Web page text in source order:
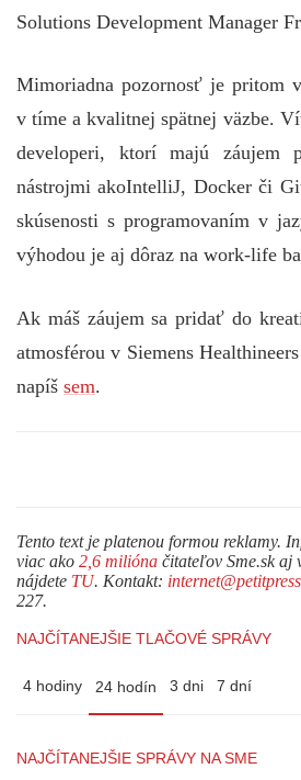
Solutions Development Manager
Mimoriadna pozornosť je pritom
v tíme a kvalitnej spätnej väzbe.
developeri, ktorí majú záujem
nástrojmi akoIntelliJ, Docker či
skúsenosti s programovaním v
výhodou je aj dôraz na work-life
Ak máš záujem sa pridať do
atmosférou v Siemens
napíš sem.
Tento text je platenou formou reklamy.
viac ako 2,6 milióna čitateľov Sme.sk aj
nájdete TU. Kontakt:
227.
NAJČÍTANEJŠIE TLAČOVÉ SPRÁVY
4 hodiny 24 hodín 3 dni 7 dní
NAJČÍTANEJŠIE SPRÁVY NA SME